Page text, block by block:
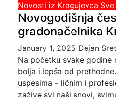
Novosti iz Kragujevca
Novogodišnja
gradonačelnika
January 1, 2025 Dejan
Na početku svake godine
bolja i lepša od
uspesima – ličnim i
zažive svi naši snovi,